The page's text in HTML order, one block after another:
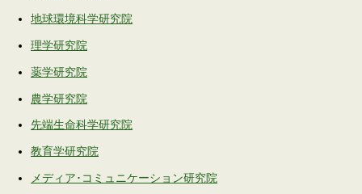
地球環境科学研究院
理学研究院
薬学研究院
農学研究院
先端生命科学研究院
教育学研究院
メディア･コミュニケーション研究院